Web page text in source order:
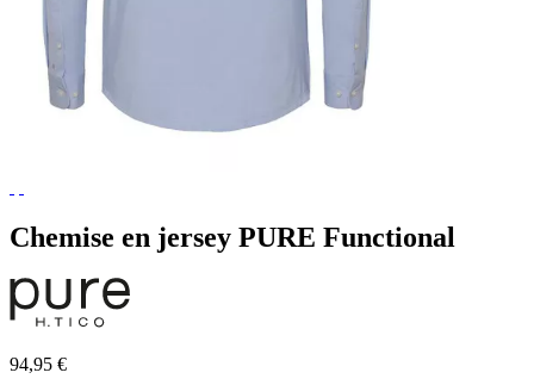
Chemise en jersey PURE Functional
94,95 €